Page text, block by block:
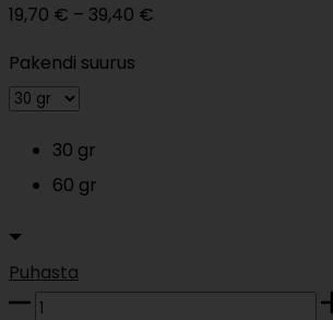
19,70 € – 39,40 €
Pakendi suurus
30 gr
60 gr
Puhasta
BIO